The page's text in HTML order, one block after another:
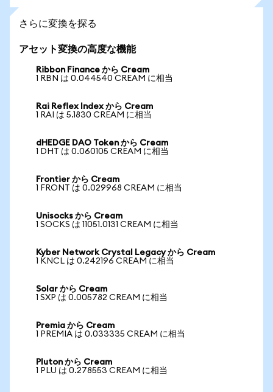
さらに変換を探る
アセット変換の高度な機能
Ribbon Finance から Cream
1 RBN は 0.044540 CREAM に相当
Rai Reflex Index から Cream
1 RAI は 5.1830 CREAM に相当
dHEDGE DAO Token から Cream
1 DHT は 0.060105 CREAM に相当
Frontier から Cream
1 FRONT は 0.029968 CREAM に相当
Unisocks から Cream
1 SOCKS は 11051.0131 CREAM に相当
Kyber Network Crystal Legacy から Cream
1 KNCL は 0.242196 CREAM に相当
Solar から Cream
1 SXP は 0.005782 CREAM に相当
Premia から Cream
1 PREMIA は 0.033335 CREAM に相当
Pluton から Cream
1 PLU は 0.278553 CREAM に相当